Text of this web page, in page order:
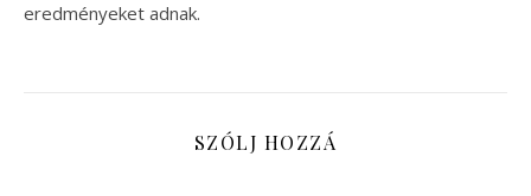
eredményeket adnak.
SZÓLJ HOZZÁ